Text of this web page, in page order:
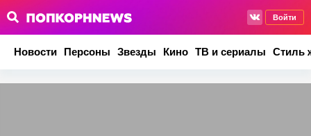
Войти
Новости Персоны Звезды Кино ТВ и сериалы Стиль